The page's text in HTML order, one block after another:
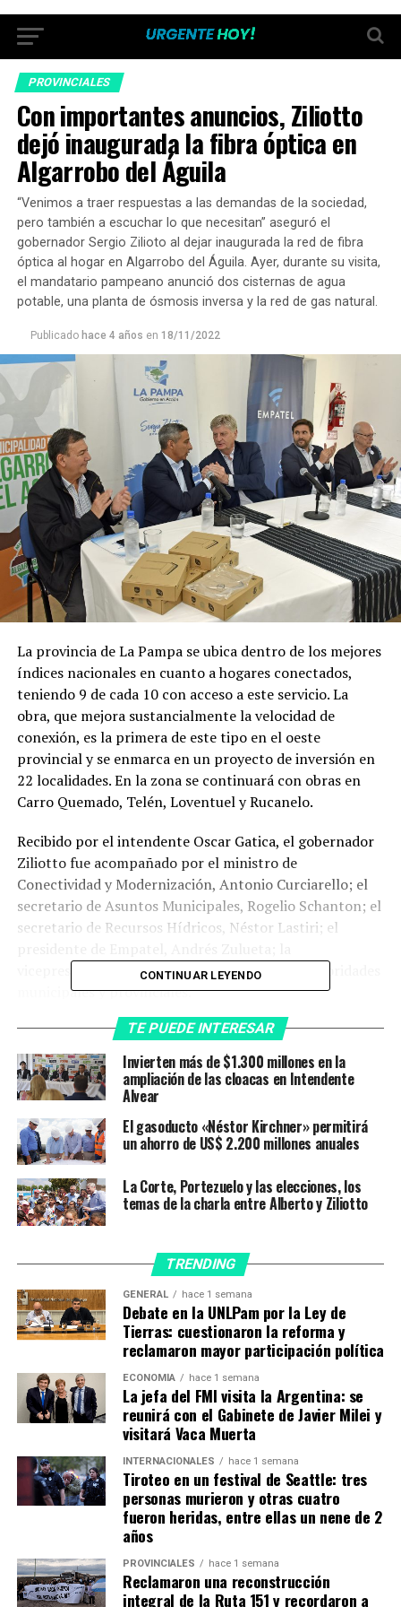
PROVINCIALES
Con importantes anuncios, Ziliotto
dejó inaugurada la fibra óptica en
Algarrobo del Águila
“Venimos a traer respuestas a las demandas de la sociedad,
pero también a escuchar lo que necesitan” aseguró el
gobernador Sergio Zilioto al dejar inaugurada la red de fibra
óptica al hogar en Algarrobo del Águila. Ayer, durante su visita,
el mandatario pampeano anunció dos cisternas de agua
potable, una planta de ósmosis inversa y la red de gas natural.
Publicado hace 4 años en 18/11/2022
La provincia de La Pampa se ubica dentro de los mejores
índices nacionales en cuanto a hogares conectados,
teniendo 9 de cada 10 con acceso a este servicio. La
obra, que mejora sustancialmente la velocidad de
conexión, es la primera de este tipo en el oeste
provincial y se enmarca en un proyecto de inversión en
22 localidades. En la zona se continuará con obras en
Carro Quemado, Telén, Loventuel y Rucanelo.
Recibido por el intendente Oscar Gatica, el gobernador
Ziliotto fue acompañado por el ministro de
Conectividad y Modernización, Antonio Curciarello; el
secretario de Asuntos Municipales, Rogelio Schanton; el
secretario de Recursos Hídricos, Néstor Lastiri; el
vicepresidenta de Empatel, Analía Torres; y autoridades
municipales y provinciales.
El intendente Gatica dio la bienvenida a la comitiva
oficial y aseguró que “es un día de mucha felicidad
porque recibimos a la máxima autoridad provincial.
Somos una localidad pequeña, con esta visita el
Gobierno prueba que no hace distingos entre pueblos
grandes o chicos, y lleva adelante las banderas de la
justicia social”.
“Venimos a traer respuestas”
una vez más Algarrobo del Águila “lo hicimos durante
todas las gestiones justicialistas, pero principalmente
en la que encabezó Carlos Verna, que nos enseñó a
querer al oeste y a responsabilizarnos para que cada
habitante tenga la mejor calidad de vida posible y no
exista brecha con los beneficios que puedan recibir
ciudades con más habitantes”.
“No hay ciudades grandes ni chicas -resaltó el
son localidades con habitantes que, como ciudadanos,
son sujetos de derecho; y nosotros, por ideología,
trabajamos todos los días para que cada pampeana y
cada pampeano, ejerza sus derechos con mayor
accesibilidad y calidad”.
“Venimos a traer respuestas a las demandas de la
CONTINUAR LEYENDO
TE PUEDE INTERESAR
Invierten más de $1.300 millones en la
ampliación de las cloacas en Intendente
Alvear
El gasoducto «Néstor Kirchner» permitirá
un ahorro de US$ 2.200 millones anuales
La Corte, Portezuelo y las elecciones, los
temas de la charla entre Alberto y Ziliotto
TRENDING
GENERAL hace 1 semana
Debate en la UNLPam por la Ley de
Tierras: cuestionaron la reforma y
reclamaron mayor participación política
ECONOMÍA hace 1 semana
La jefa del FMI visita la Argentina: se
reunirá con el Gabinete de Javier Milei y
visitará Vaca Muerta
INTERNACIONALES hace 1 semana
Tiroteo en un festival de Seattle: tres
personas murieron y otras cuatro
fueron heridas, entre ellas un nene de 2
años
PROVINCIALES hace 1 semana
Reclamaron una reconstrucción
integral de la Ruta 151 y recordaron a